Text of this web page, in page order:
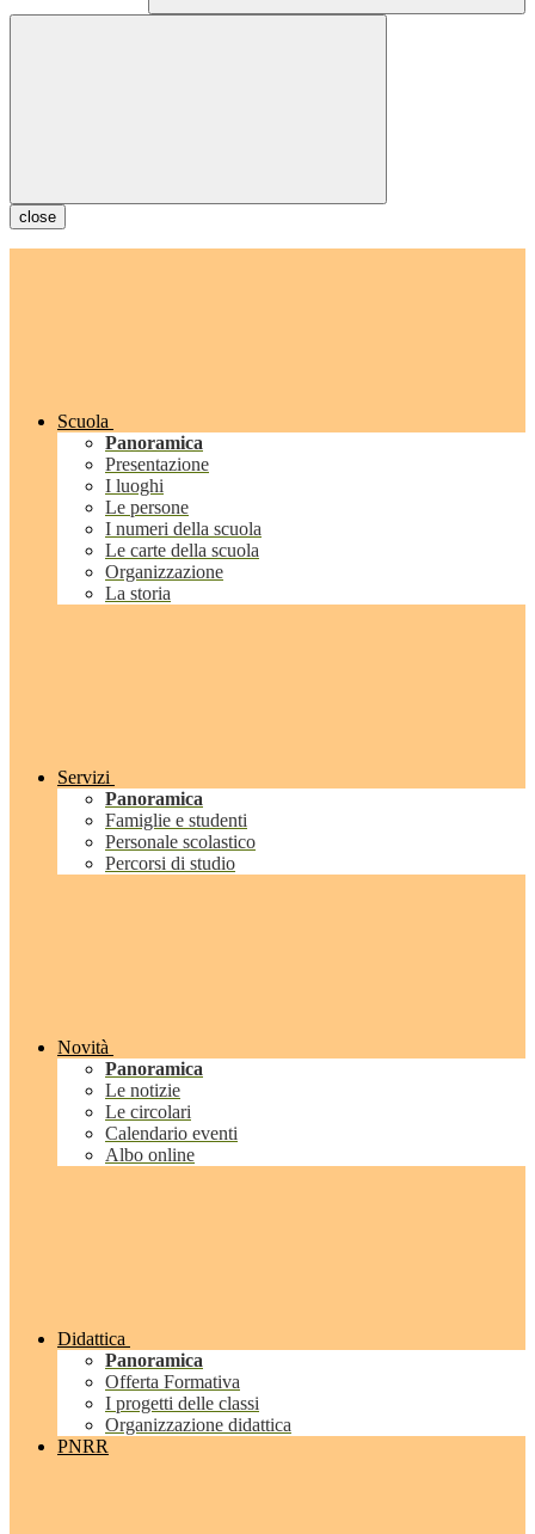
close
Scuola
Panoramica
Presentazione
I luoghi
Le persone
I numeri della scuola
Le carte della scuola
Organizzazione
La storia
Servizi
Panoramica
Famiglie e studenti
Personale scolastico
Percorsi di studio
Novità
Panoramica
Le notizie
Le circolari
Calendario eventi
Albo online
Didattica
Panoramica
Offerta Formativa
I progetti delle classi
Organizzazione didattica
PNRR